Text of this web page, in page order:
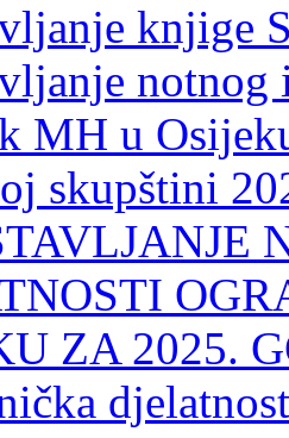
knjige
MH u
skupštini
ZA 2025.